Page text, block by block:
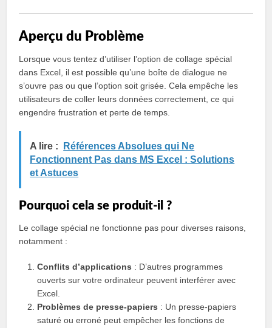
Aperçu du Problème
Lorsque vous tentez d’utiliser l’option de collage spécial
dans Excel, il est possible qu’une boîte de dialogue ne
s’ouvre pas ou que l’option soit grisée. Cela empêche les
utilisateurs de coller leurs données correctement, ce qui
engendre frustration et perte de temps.
A lire :
Références Absolues qui Ne
Fonctionnent Pas dans MS Excel : Solutions
et Astuces
Pourquoi cela se produit-il ?
Le collage spécial ne fonctionne pas pour diverses raisons,
notamment :
Conflits d’applications : D’autres programmes
ouverts sur votre ordinateur peuvent interférer avec
Excel.
Problèmes de presse-papiers : Un presse-papiers
saturé ou erroné peut empêcher les fonctions de